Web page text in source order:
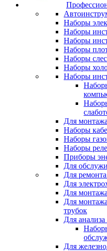
Наборы
Наборы
Наборы
Наборы
Наборы
Наборы
Наборы
Для
Наборы
Наборы
Наборы
Приборы
Для
Для
Для
Для
Для
трубок
Для
Для